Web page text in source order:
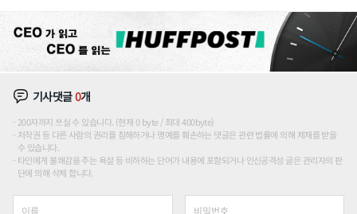
기사댓글0개
200자까지 쓰실 수 있습니다. (현재 0 byte / 최대 400byte)
저작권 등 다른 사람의 권리를 침해하거나 명예를 훼손하는 댓글은 관련 법률에 의해 제재를 받을
수 있습니다.
타인에게 불쾌감을 주는 욕설 등 비하하는 단어가 내용에 포함되거나 인신공격성 글은 관리자의 판
단에 의해 삭제 합니다.